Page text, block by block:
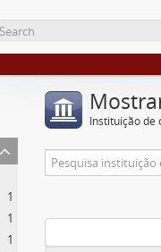
1
1
1
Instituição de